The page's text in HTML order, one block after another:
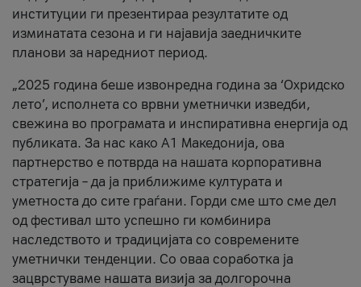
институции ги презентираа резултатите од
изминатата сезона и ги најавија заедничките
планови за наредниот период.
„2025 година беше извонредна година за ‘Охридско
лето’, исполнета со врвни уметнички изведби,
свежина во програмата и инспиративна енергија од
публиката. За нас како A1 Македонија, ова
партнерство е потврда на нашата корпоративна
стратегија – да ја приближиме културата и
уметноста до сите граѓани. Горди сме што сме дел
од фестивал што успешно ги комбинира
наследството и традицијата со современите
уметнички тенденции. Со оваа соработка ја
зацврстуваме нашата визија за долгорочна